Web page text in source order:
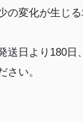
の変化が生じ
送日より180日
さい。